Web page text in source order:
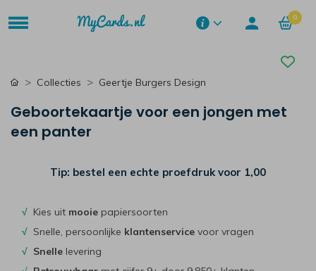
0
Collecties Geertje Burgers Design
Geboortekaartje voor een jongen met
een panter
Tip: bestel een echte proefdruk voor 1,00
√ Kies uit mooie papiersoorten
√ Snelle, persoonlijke klantenservice voor vragen
√ Snelle levering